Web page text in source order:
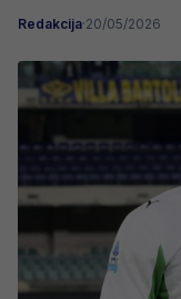
Redakcija·20/05/2026